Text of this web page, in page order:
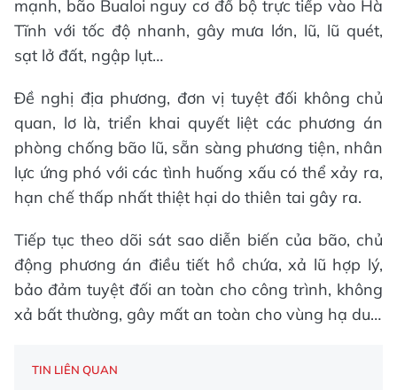
mạnh, bão Bualoi nguy cơ đổ bộ trực tiếp vào Hà
Tĩnh với tốc độ nhanh, gây mưa lớn, lũ, lũ quét,
sạt lở đất, ngập lụt…
Đề nghị địa phương, đơn vị tuyệt đối không chủ
quan, lơ là, triển khai quyết liệt các phương án
phòng chống bão lũ, sẵn sàng phương tiện, nhân
lực ứng phó với các tình huống xấu có thể xảy ra,
hạn chế thấp nhất thiệt hại do thiên tai gây ra.
Tiếp tục theo dõi sát sao diễn biến của bão, chủ
động phương án điều tiết hồ chứa, xả lũ hợp lý,
bảo đảm tuyệt đối an toàn cho công trình, không
xả bất thường, gây mất an toàn cho vùng hạ du…
TIN LIÊN QUAN